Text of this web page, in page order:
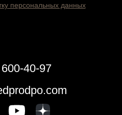
персональных данных
40-97